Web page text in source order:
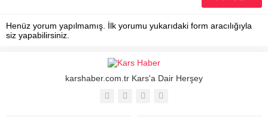
Henüz yorum yapılmamış. İlk yorumu yukarıdaki form aracılığıyla
siz yapabilirsiniz.
karshaber.com.tr Kars'a Dair Herşey